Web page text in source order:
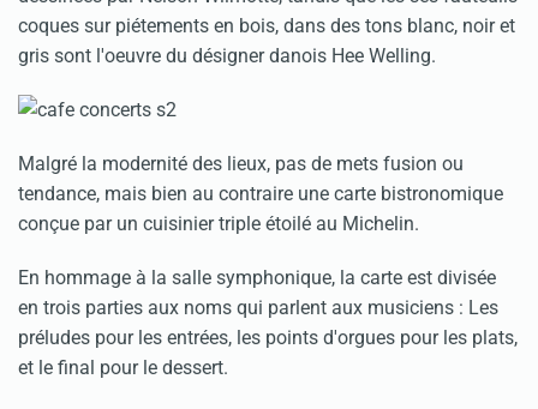
coques sur piétements en bois, dans des tons blanc, noir et
gris sont l'oeuvre du désigner danois Hee Welling.
Malgré la modernité des lieux, pas de mets fusion ou
tendance, mais bien au contraire une carte bistronomique
conçue par un cuisinier triple étoilé au Michelin.
En hommage à la salle symphonique, la carte est divisée
en trois parties aux noms qui parlent aux musiciens : Les
préludes pour les entrées, les points d'orgues pour les plats,
et le final pour le dessert.